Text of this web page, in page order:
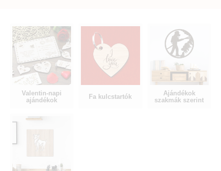
Valentin-napi
ajándékok
Fa kulcstartók
Ajándékok
szakmák szerint